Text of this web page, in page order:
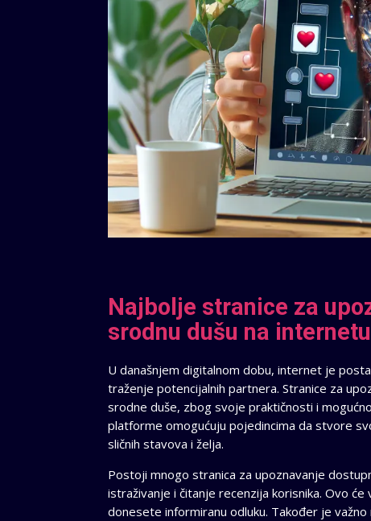
Najbolje stranice za
srodnu dušu na internetu
U današnjem digitalnom dobu, internet je
traženje potencijalnih partnera. Stranice za
srodne duše, zbog svoje praktičnosti i
platforme omogućuju pojedincima da stvore
sličnih stavova i želja.
Postoji mnogo stranica za upoznavanje
istraživanje i čitanje recenzija korisnika. Ovo
donesete informiranu odluku. Također je